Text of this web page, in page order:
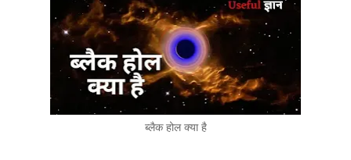
ब्लैक होल क्या है